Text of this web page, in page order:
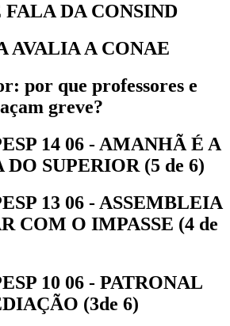
FALA DA CONSIND
AVALIA A CONAE
por que professores e
greve?
14 06 - AMANHÃ É A
SUPERIOR (5 de 6)
13 06 - ASSEMBLEIA
COM O IMPASSE (4 de
10 06 - PATRONAL
(3de 6)